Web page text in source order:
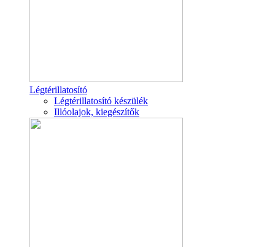
Légtérillatosító
Légtérillatosító készülék
Illóolajok, kiegészítők